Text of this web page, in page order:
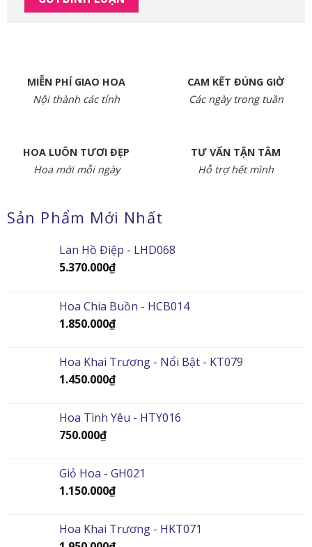
MIỄN PHÍ GIAO HOA
Nội thành các tỉnh
CAM KẾT ĐÚNG GIỜ
Các ngày trong tuần
HOA LUÔN TƯƠI ĐẸP
Hoa mới mỗi ngày
TƯ VẤN TẬN TÂM
Hỗ trợ hết mình
Sản Phẩm Mới Nhất
Lan Hồ Điệp - LHD068
5.370.000₫
Hoa Chia Buồn - HCB014
1.850.000₫
Hoa Khai Trương - Nổi Bật - KT079
1.450.000₫
Hoa Tình Yêu - HTY016
750.000₫
Giỏ Hoa - GH021
1.150.000₫
Hoa Khai Trương - HKT071